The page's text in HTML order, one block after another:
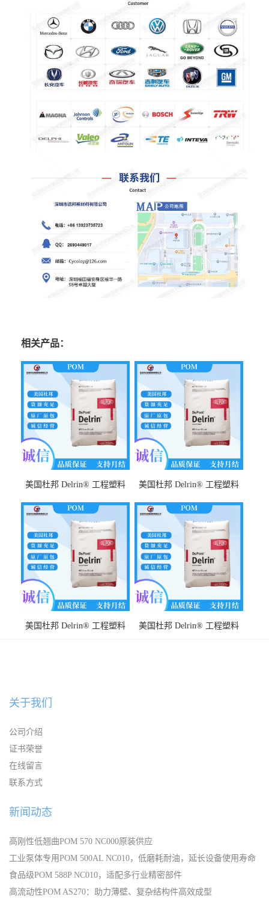
相关产品：
美国杜邦 Delrin® 工程塑料
学性 高流动性 耐磨 耐高温
美国杜邦 Delrin® 工程塑料
耐化学性 耐冲击性
美国杜邦 Delrin® 工程塑料
美国杜邦 Delrin® 工程塑料
关于我们
公司介绍
证书荣誉
在线留言
联系方式
新闻动态
高刚性低翘曲POM 570 NC000原装供应
工业泵体专用POM 500AL NC010，低磨耗耐油，延长设备使用寿命
食品级POM 588P NC010，适配多行业精密部件
高流动性POM AS270：助力薄壁、复杂结构件高效成型